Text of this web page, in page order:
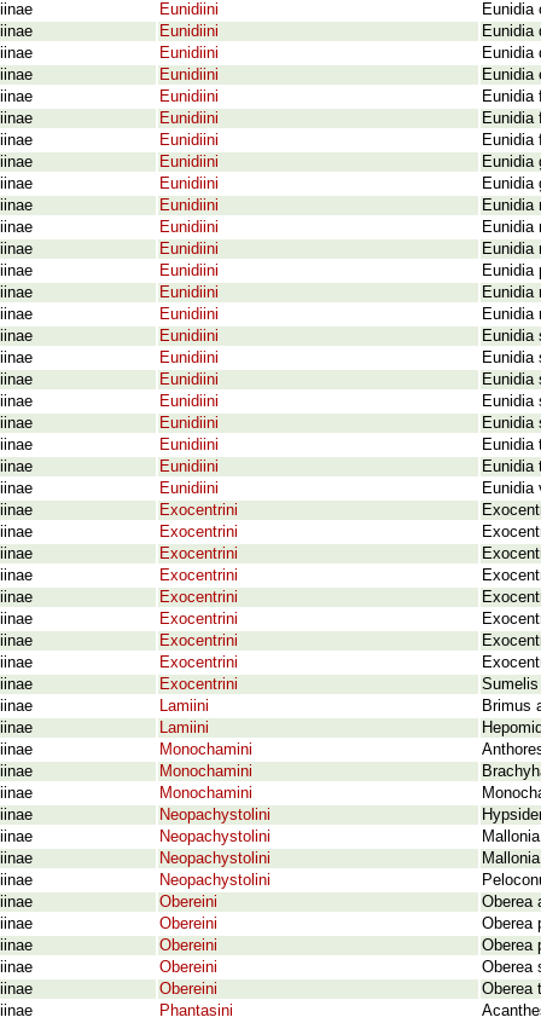
Eunidiini
Eunidia
Eunidiini
Eunidia
Eunidiini
Eunidia
Eunidiini
Eunidia
Eunidiini
Eunidia
Eunidiini
Eunidia
Eunidiini
Eunidia
Eunidiini
Eunidia
Eunidiini
Eunidia
Eunidiini
Eunidia
Eunidiini
Eunidia
Eunidiini
Eunidia
Eunidiini
Eunidia
Eunidiini
Eunidia
Eunidiini
Eunidia
Eunidiini
Eunidia
Eunidiini
Eunidia
Eunidiini
Eunidia
Eunidiini
Eunidia
Eunidiini
Eunidia
Eunidiini
Eunidia
Eunidiini
Eunidia
Eunidiini
Eunidia
Exocentrini
Exocentrini
Exocentrini
Exocentrini
Exocentrini
Exocentrini
Exocentrini
Exocentrini
Exocentrini
Lamiini
Brimus
Lamiini
Monochamini
Monochamini
Monochamini
Neopachystolini
Neopachystolini
Neopachystolini
Neopachystolini
Obereini
Oberea
Obereini
Oberea
Obereini
Oberea
Obereini
Oberea
Obereini
Oberea
Phantasini